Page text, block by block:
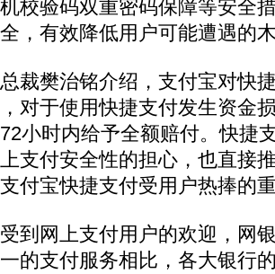
校验码双重密码保障等安全
，有效降低用户可能遭遇的
樊治铭介绍，支付宝对快
对于使用快捷支付发生资金
小时内给予全额赔付。快捷
支付安全性的担心，也直接
付宝快捷支付受用户热捧的
网上支付用户的欢迎，网
的支付服务相比，各大银行